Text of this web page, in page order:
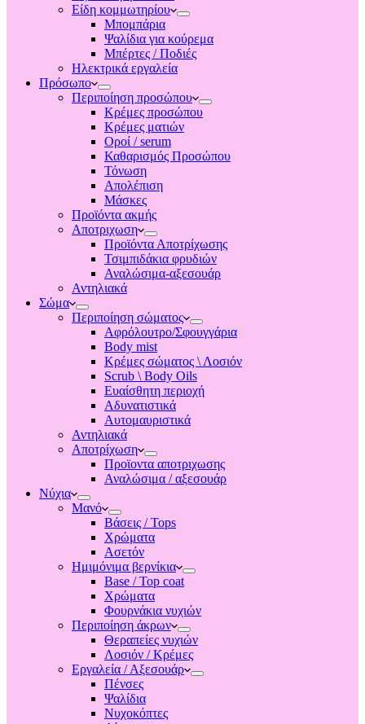
Είδη κομμωτηρίου
Μπομπάρια
Ψαλίδια για κούρεμα
Μπέρτες / Ποδιές
Ηλεκτρικά εργαλεία
Πρόσωπο
Περιποίηση προσώπου
Κρέμες προσώπου
Κρέμες ματιών
Οροί / serum
Καθαρισμός Προσώπου
Τόνωση
Απολέπιση
Μάσκες
Προϊόντα ακμής
Αποτριχωση
Προϊόντα Αποτρίχωσης
Τσιμπιδάκια φρυδιών
Αναλώσιμα-αξεσουάρ
Αντηλιακά
Σώμα
Περιποίηση σώματος
Αφρόλουτρο/Σφουγγάρια
Body mist
Κρέμες σώματος \ Λοσιόν
Scrub \ Body Oils
Ευαίσθητη περιοχή
Αδυνατιστικά
Αυτομαυριστικά
Αντηλιακά
Αποτρίχωση
Προϊοντα αποτριχωσης
Αναλώσιμα / αξεσουάρ
Νύχια
Μανό
Βάσεις / Tops
Χρώματα
Ασετόν
Ημιμόνιμα βερνίκια
Base / Top coat
Χρώματα
Φουρνάκια νυχιών
Περιποίηση άκρων
Θεραπείες νυχιών
Λοσιόν / Κρέμες
Εργαλεία / Αξεσουάρ
Πένσες
Ψαλίδια
Νυχοκόπτες